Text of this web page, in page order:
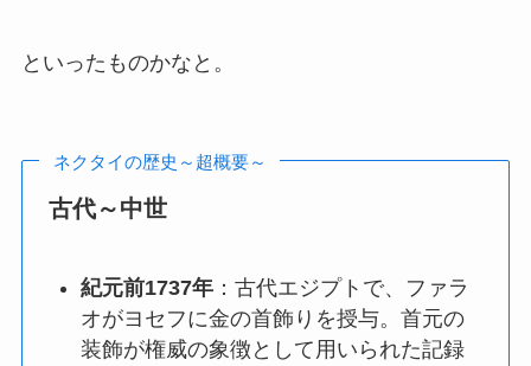
といったものかなと。
ネクタイの歴史～超概要～
古代～中世
紀元前1737年 ：古代エジプトで、ファラ
オがヨセフに金の首飾りを授与。首元の
装飾が権威の象徴として用いられた記録